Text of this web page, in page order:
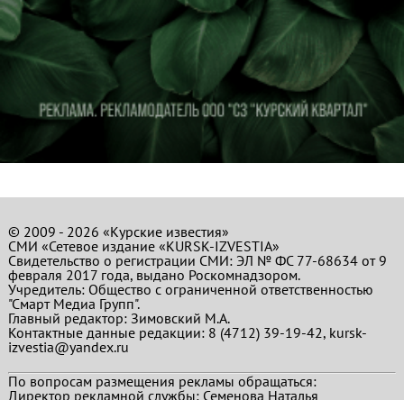
© 2009 - 2026 «Курские известия»
СМИ «Сетевое издание «KURSK-IZVESTIA»
Свидетельство о регистрации СМИ: ЭЛ № ФС 77-68634 от 9
февраля 2017 года, выдано Роскомнадзором.
Учредитель: Общество с ограниченной ответственностью
"Смарт Медиа Групп".
Главный редактор:Зимовский М.А.
Контактные данные редакции: 8 (4712) 39-19-42, kursk-
izvestia@yandex.ru
По вопросам размещения рекламы обращаться:
Директор рекламной службы: Семенова Наталья